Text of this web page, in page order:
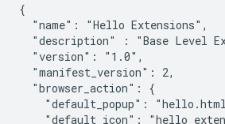
{
  "name": "Hello Extensions",
"description" : "Base Level
  "version": "1.0",
  "manifest_version": 2,
  "browser_action": {
"default_popup":
"default_icon":